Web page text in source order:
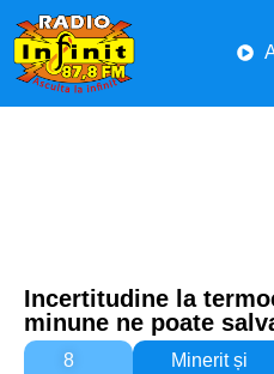
Incertitudine la
minune ne poate
8
Minerit și